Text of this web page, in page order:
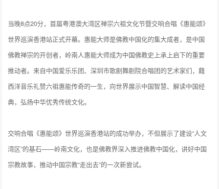
当晚8点20分，首届粤港澳大湾区禅宗六祖文化节暨交响合唱《惠能颂》
世界巡演香港站正式开幕。惠能大师是佛教中国化的集大成者，是中国
佛教禅宗的开创者，岭南人惠能大师成为中国佛教史上承上启下的重要
推动者。来自中国爱乐乐团、深圳市歌剧舞剧院合唱团的艺术家们，藉
西洋音乐礼赞六祖惠能传奇的一生，向世界展示中国智慧、解读中国经
典，弘扬中华优秀传统文化。
交响合唱《惠能颂》世界巡演香港站的成功举办，不但展示了建设“人文
湾区”的基石——岭南文化，也是佛教界深入推进佛教中国化，讲好中国
宗教故事，推动中国宗教“走出去”的一次新尝试。